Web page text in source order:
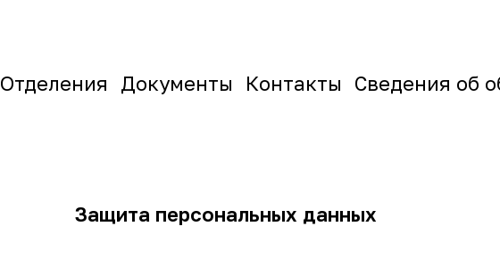
Отделения Документы Контакты Сведения об
Защита персональных данных